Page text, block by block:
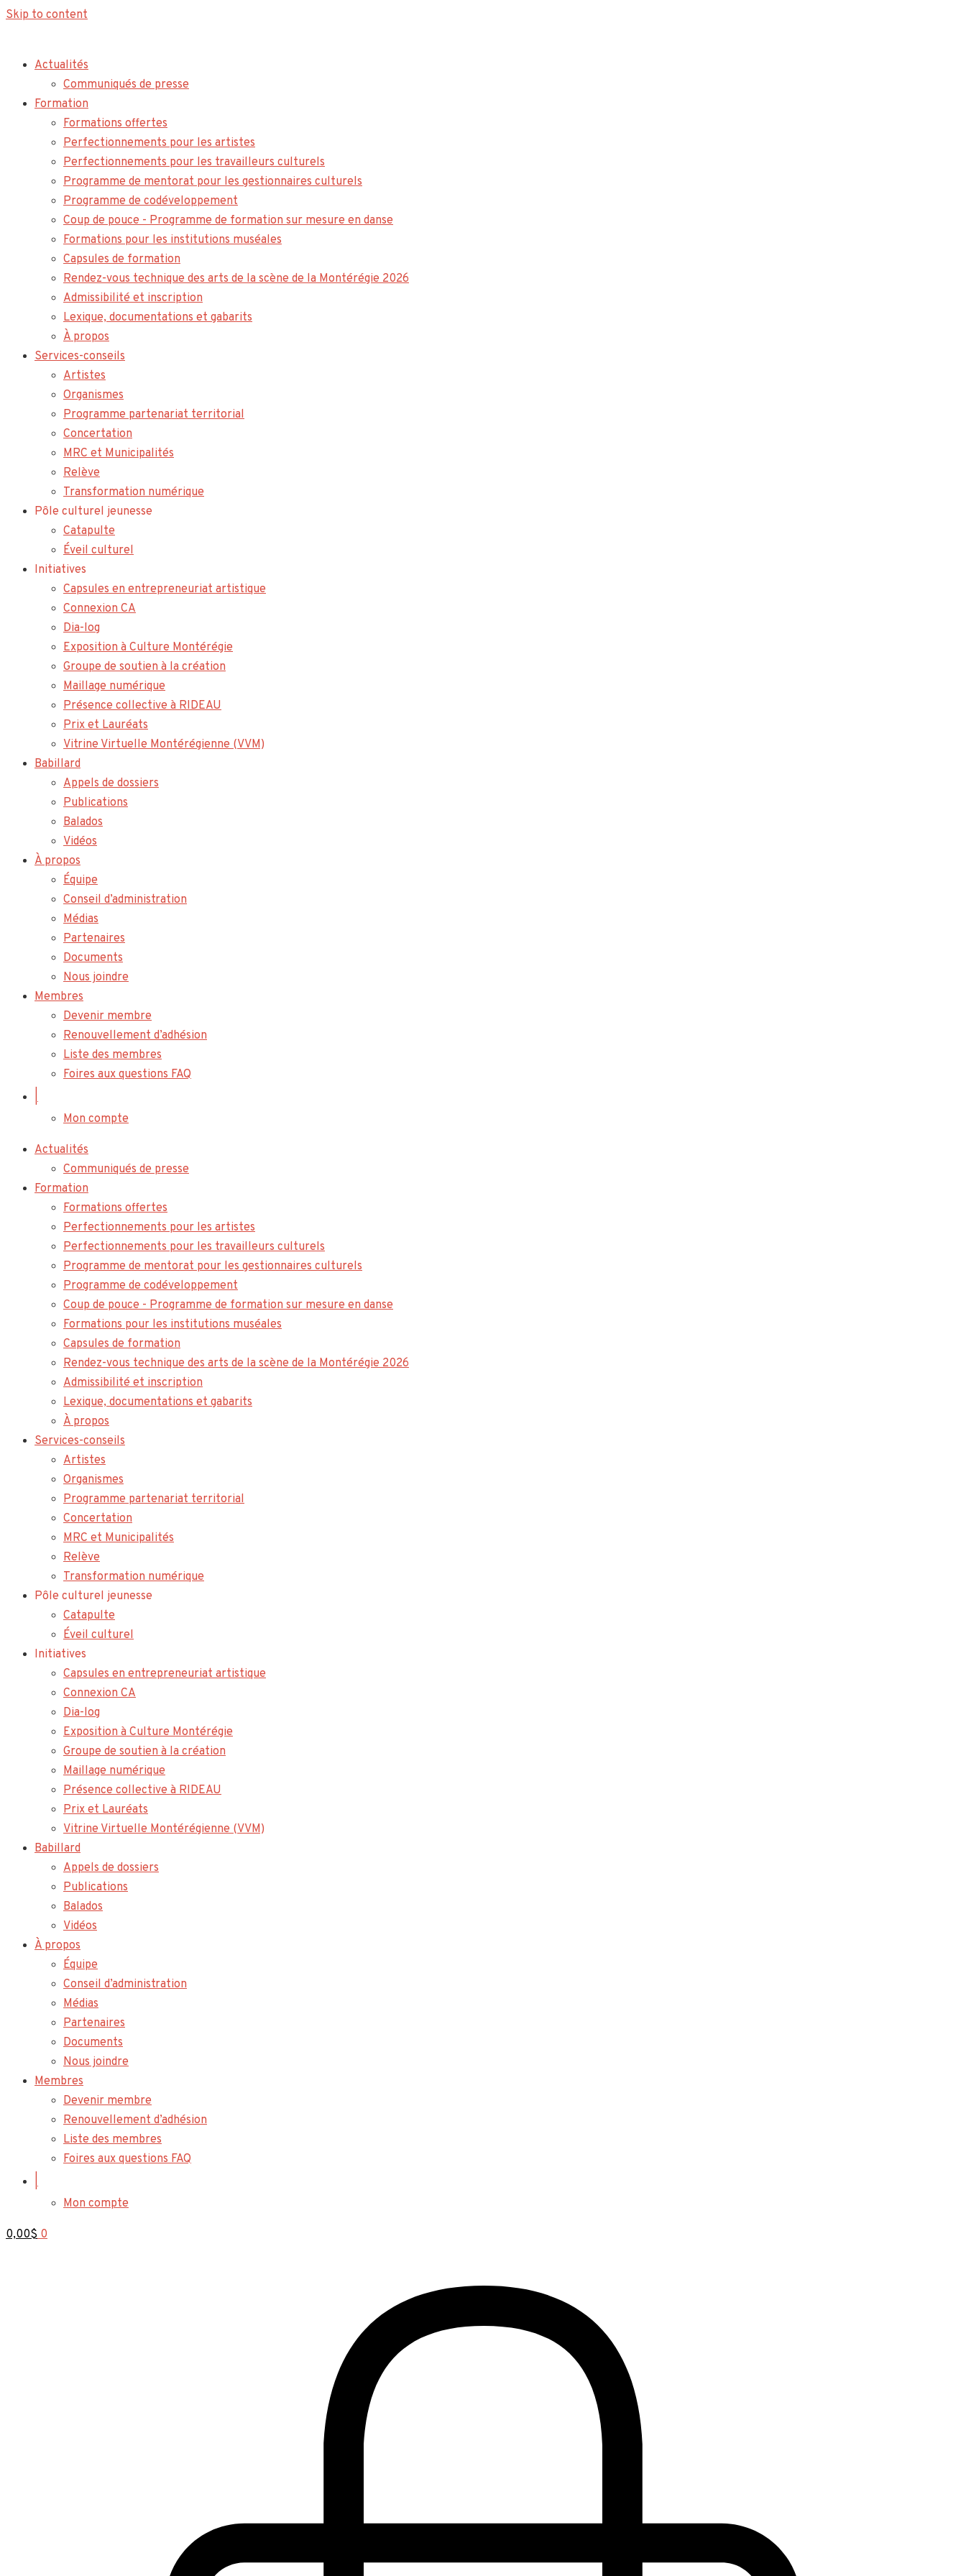
Skip to content
Actualités
Communiqués de presse
Formation
Formations offertes
Perfectionnements pour les artistes
Perfectionnements pour les travailleurs culturels
Programme de mentorat pour les gestionnaires culturels
Programme de codéveloppement
Coup de pouce - Programme de formation sur mesure en danse
Formations pour les institutions muséales
Capsules de formation
Rendez-vous technique des arts de la scène de la Montérégie 2026
Admissibilité et inscription
Lexique, documentations et gabarits
À propos
Services-conseils
Artistes
Organismes
Programme partenariat territorial
Concertation
MRC et Municipalités
Relève
Transformation numérique
Pôle culturel jeunesse
Catapulte
Éveil culturel
Initiatives
Capsules en entrepreneuriat artistique
Connexion CA
Dia-log
Exposition à Culture Montérégie
Groupe de soutien à la création
Maillage numérique
Présence collective à RIDEAU
Prix et Lauréats
Vitrine Virtuelle Montérégienne (VVM)
Babillard
Appels de dossiers
Publications
Balados
Vidéos
À propos
Équipe
Conseil d’administration
Médias
Partenaires
Documents
Nous joindre
Membres
Devenir membre
Renouvellement d’adhésion
Liste des membres
Foires aux questions FAQ
|
Mon compte
Actualités
Communiqués de presse
Formation
Formations offertes
Perfectionnements pour les artistes
Perfectionnements pour les travailleurs culturels
Programme de mentorat pour les gestionnaires culturels
Programme de codéveloppement
Coup de pouce - Programme de formation sur mesure en danse
Formations pour les institutions muséales
Capsules de formation
Rendez-vous technique des arts de la scène de la Montérégie 2026
Admissibilité et inscription
Lexique, documentations et gabarits
À propos
Services-conseils
Artistes
Organismes
Programme partenariat territorial
Concertation
MRC et Municipalités
Relève
Transformation numérique
Pôle culturel jeunesse
Catapulte
Éveil culturel
Initiatives
Capsules en entrepreneuriat artistique
Connexion CA
Dia-log
Exposition à Culture Montérégie
Groupe de soutien à la création
Maillage numérique
Présence collective à RIDEAU
Prix et Lauréats
Vitrine Virtuelle Montérégienne (VVM)
Babillard
Appels de dossiers
Publications
Balados
Vidéos
À propos
Équipe
Conseil d’administration
Médias
Partenaires
Documents
Nous joindre
Membres
Devenir membre
Renouvellement d’adhésion
Liste des membres
Foires aux questions FAQ
|
Mon compte
0,00$ 0